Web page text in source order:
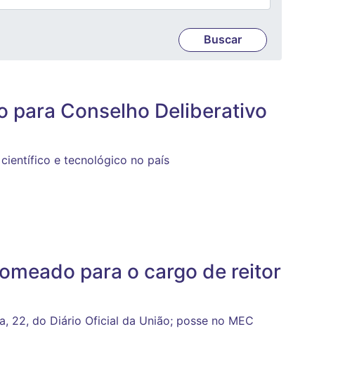
para Conselho Deliberativo
e tecnológico no país
para o cargo de reitor
22, do Diário Oficial da União; posse no MEC